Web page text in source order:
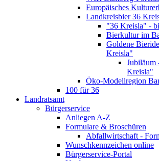
Europäisches
Landkreisbier 36
"36 Kreisla" -
Bierkultur im
Goldene
Kreisla"
Jubiläum
Kreisla"
Öko-Modellregion
100 für 36
Landratsamt
Bürgerservice
Anliegen A-Z
Formulare & Broschüren
Abfallwirtschaft -
Wunschkennzeichen online
Bürgerservice-Portal